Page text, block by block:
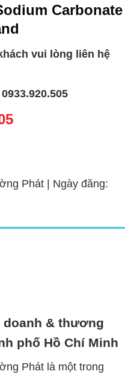
Carbonate
vui lòng liên hệ
Phát | Ngày đăng:
doanh & thương
phố Hồ Chí Minh
Phát là một trong